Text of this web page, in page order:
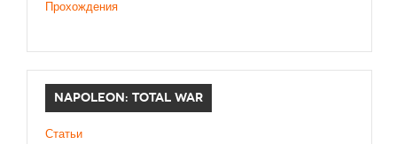
Прохождения
NAPOLEON: TOTAL WAR
Статьи